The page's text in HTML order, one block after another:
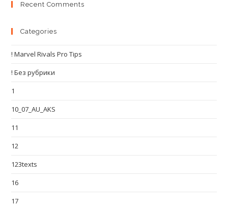
Recent Comments
Categories
! Marvel Rivals Pro Tips
! Без рубрики
1
10_07_AU_AKS
11
12
123texts
16
17